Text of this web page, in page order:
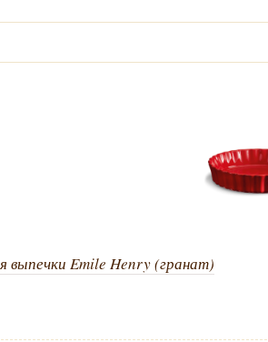
выпечки Emile Henry (гранат)